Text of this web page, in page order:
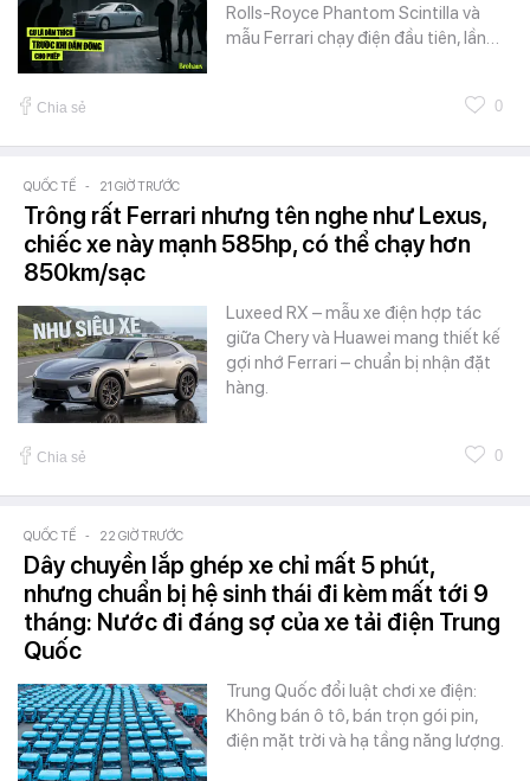
Rolls-Royce Phantom Scintilla và
mẫu Ferrari chạy điện đầu tiên, lần…
Chia sẻ 0
QUỐC TẾ - 21 GIỜ TRƯỚC
Trông rất Ferrari nhưng tên nghe như Lexus,
chiếc xe này mạnh 585hp, có thể chạy hơn
850km/sạc
Luxeed RX – mẫu xe điện hợp tác
giữa Chery và Huawei mang thiết kế
gợi nhớ Ferrari – chuẩn bị nhận đặt
hàng.
Chia sẻ 0
QUỐC TẾ - 22 GIỜ TRƯỚC
Dây chuyền lắp ghép xe chỉ mất 5 phút,
nhưng chuẩn bị hệ sinh thái đi kèm mất tới 9
tháng: Nước đi đáng sợ của xe tải điện Trung
Quốc
Trung Quốc đổi luật chơi xe điện:
Không bán ô tô, bán trọn gói pin,
điện mặt trời và hạ tầng năng lượng.